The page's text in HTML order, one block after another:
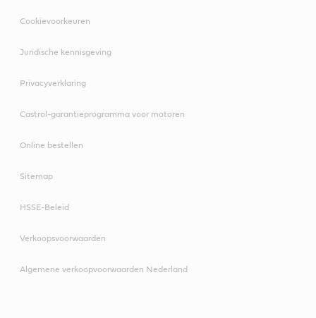
Cookievoorkeuren
Juridische kennisgeving
Privacyverklaring
Castrol-garantieprogramma voor motoren
Online bestellen
Sitemap
HSSE-Beleid
Verkoopsvoorwaarden
Algemene verkoopvoorwaarden Nederland